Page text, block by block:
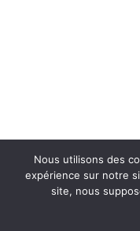
Accueil Contact
Nous utilisons des
expérience sur notre
site, nous